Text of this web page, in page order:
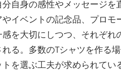
自身の感性やメッセージを
イベントの記念品、プロ
を大切にしつつ、それぞ
る。多数のTシャツを作る
を選ぶ工夫が求められてい